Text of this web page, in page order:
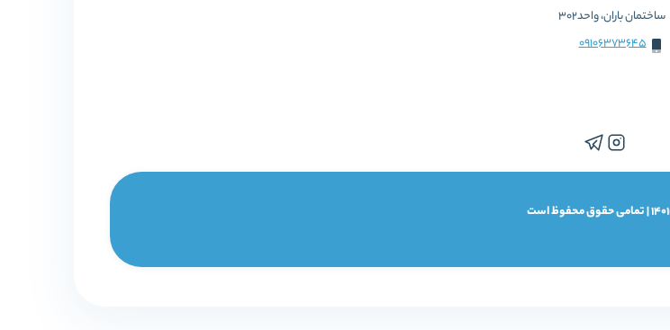
ساختمان باران، واحد302
09106373645
1401 | تمامی حقوق محفوظ است